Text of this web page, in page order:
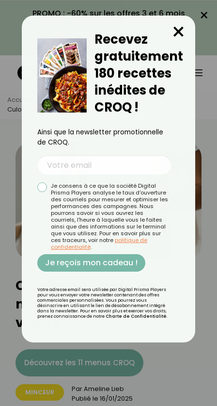
PROMO : -60% sur les offres 3 et 6 mois
VOIR LA PROMO
×
Accueil Actus
Minceur
Culotte Gainante : Ça Marche Pour Avoir Un Ventre Plat ?
Culotte gainante : ça
marche pour avoir un
ventre plat ?
Découvrez les 11 menus CROQ
MINCEUR ParAmeline Lieb
Publié le 16/01/2025
Recevez
gratuitement
180 recettes
inédites de
CROQ !
×
Ainsi que la newsletter promotionnelle
de CROQ.
Je consens à ce que la société Digital
Prisma Players analyse le taux d'ouverture
des courriels pour mesurer et optimiser les
performances des campagnes. Nous
pourrons savoir si vous ouvrez les
courriels, l'heure à laquelle vous le faites
ainsi que des informations sur le terminal
que vous utilisez. Pour en savoir plus sur
ces traceurs, voir notre politique de
confidentialité.
Je reçois mon cadeau !
Votre adresse email sera utilisée par Digital Prisma Players
pour vous envoyer votre newsletter contenant des offres
commerciales personnalisées. Vous pourrez vous
désinscrire en utilisant le lien de désabonnement intégré
dans la newsletter. Pour en savoir plus et exercer vos droits,
prenez connaissance de notre Charte de Confidentialité.